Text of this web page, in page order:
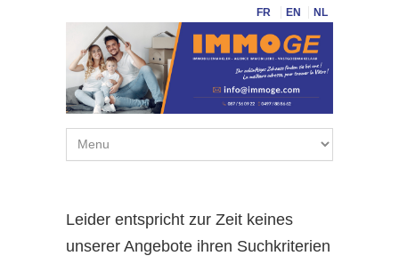
FR EN NL
Leider entspricht zur Zeit keines
unserer Angebote ihren Suchkriterien